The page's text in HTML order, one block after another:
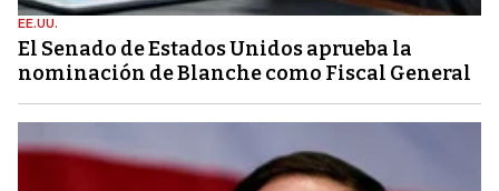
EE.UU.
El Senado de Estados Unidos aprueba la
nominación de Blanche como Fiscal General